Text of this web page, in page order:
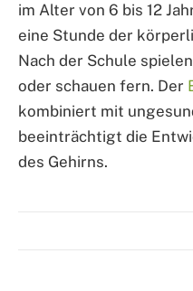
im Alter von 6 bis 12
eine Stunde der
Nach der Schule
oder schauen fern. Der
kombiniert mit
beeinträchtigt die
des Gehirns.